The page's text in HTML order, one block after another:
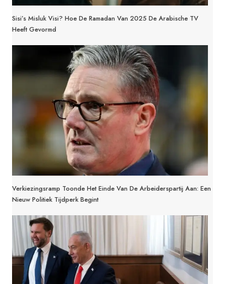
Sisi’s Misluk Visi? Hoe De Ramadan Van 2025 De Arabische TV
Heeft Gevormd
Verkiezingsramp Toonde Het Einde Van De Arbeiderspartij Aan: Een
Nieuw Politiek Tijdperk Begint